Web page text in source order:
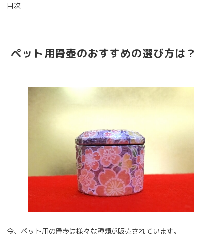
目次
ペット用骨壺のおすすめの選び方は？
今、ペット用の骨壺は様々な種類が販売されています。